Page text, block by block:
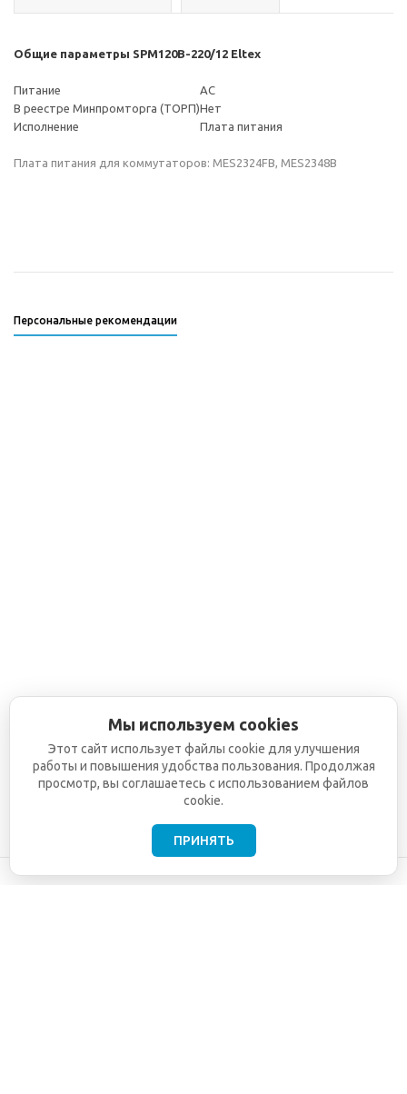
Общие параметры SPM120B-220/12 Eltex
Питание
AC
В реестре Минпромторга (ТОРП)Нет
Исполнение
Плата питания
Плата питания для коммутаторов: MES2324FB, MES2348B
Персональные рекомендации
Мы используем cookies
Этот сайт использует файлы cookie для улучшения
работы и повышения удобства пользования. Продолжая
просмотр, вы соглашаетесь с использованием файлов
cookie.
ПРИНЯТЬ